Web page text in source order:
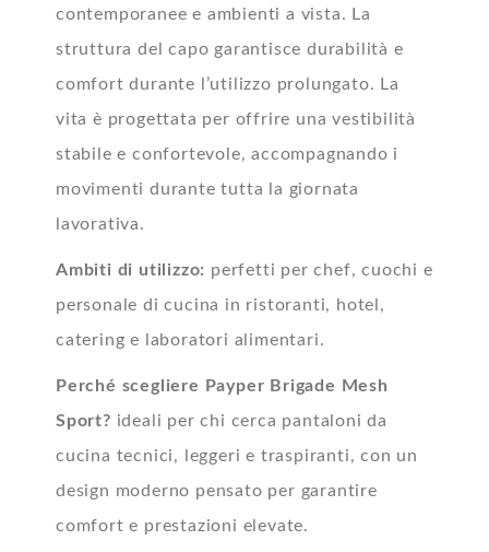
contemporanee e ambienti a vista. La
struttura del capo garantisce durabilità e
comfort durante l’utilizzo prolungato. La
vita è progettata per offrire una vestibilità
stabile e confortevole, accompagnando i
movimenti durante tutta la giornata
lavorativa.
Ambiti di utilizzo: perfetti per chef, cuochi e
personale di cucina in ristoranti, hotel,
catering e laboratori alimentari.
Perché scegliere Payper Brigade Mesh
Sport? ideali per chi cerca pantaloni da
cucina tecnici, leggeri e traspiranti, con un
design moderno pensato per garantire
comfort e prestazioni elevate.